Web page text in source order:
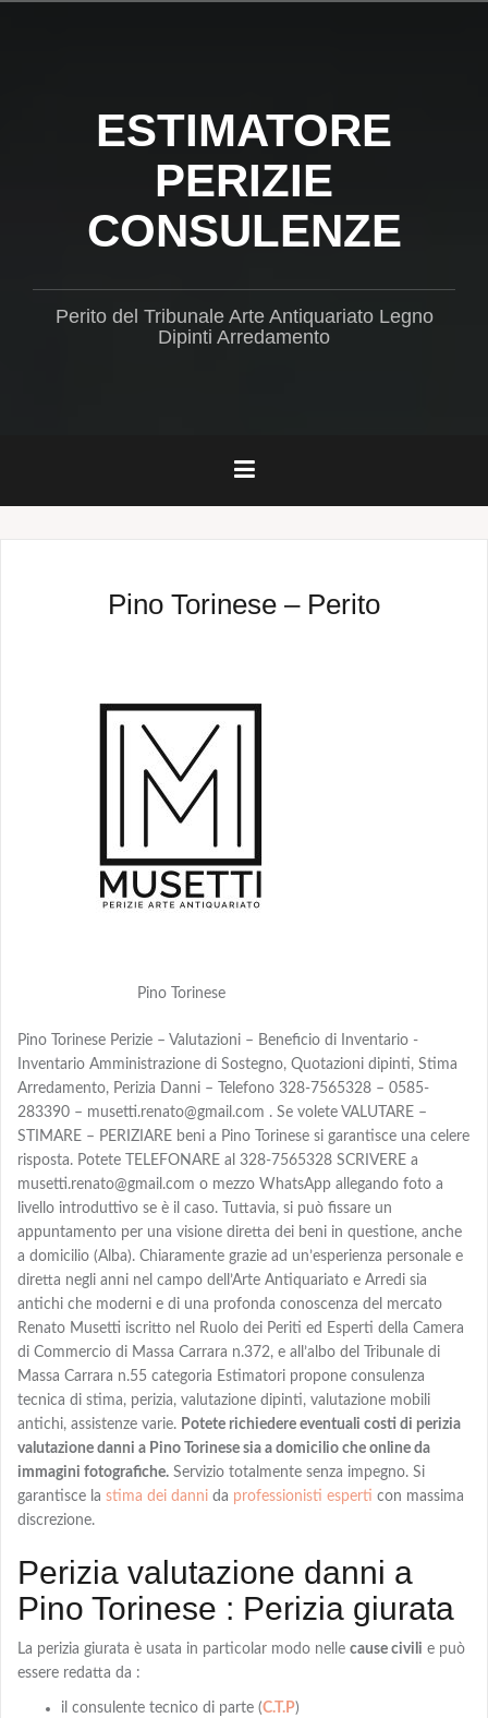
ESTIMATORE
PERIZIE
CONSULENZE
Perito del Tribunale Arte Antiquariato Legno
Dipinti Arredamento
Pino Torinese – Perito
Pino Torinese
Pino Torinese Perizie – Valutazioni – Beneficio di Inventario -
Inventario Amministrazione di Sostegno, Quotazioni dipinti, Stima
Arredamento, Perizia Danni – Telefono 328-7565328 – 0585-
283390 – musetti.renato@gmail.com . Se volete VALUTARE –
STIMARE – PERIZIARE beni a Pino Torinese si garantisce una celere
risposta. Potete TELEFONARE al 328-7565328 SCRIVERE a
musetti.renato@gmail.com o mezzo WhatsApp allegando foto a
livello introduttivo se è il caso. Tuttavia, si può fissare un
appuntamento per una visione diretta dei beni in questione, anche
a domicilio (Alba). Chiaramente grazie ad un’esperienza personale e
diretta negli anni nel campo dell’Arte Antiquariato e Arredi sia
antichi che moderni e di una profonda conoscenza del mercato
Renato Musetti iscritto nel Ruolo dei Periti ed Esperti della Camera
di Commercio di Massa Carrara n.372, e all’albo del Tribunale di
Massa Carrara n.55 categoria Estimatori propone consulenza
tecnica di stima, perizia, valutazione dipinti, valutazione mobili
antichi, assistenze varie. Potete richiedere eventuali costi di perizia
valutazione danni a Pino Torinese sia a domicilio che online da
immagini fotografiche. Servizio totalmente senza impegno. Si
garantisce la stima dei danni da professionisti esperti con massima
discrezione.
Perizia valutazione danni a
Pino Torinese : Perizia giurata
La perizia giurata è usata in particolar modo nelle cause civili e può
essere redatta da :
il consulente tecnico di parte (C.T.P)